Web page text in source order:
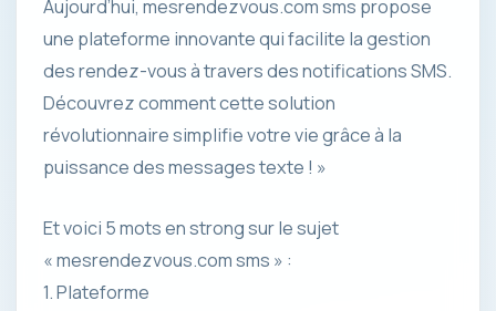
Aujourd’hui, mesrendezvous.com sms propose
une plateforme innovante qui facilite la gestion
des rendez-vous à travers des notifications SMS.
Découvrez comment cette solution
révolutionnaire simplifie votre vie grâce à la
puissance des messages texte ! »
Et voici 5 mots en strong sur le sujet
« mesrendezvous.com sms » :
1. Plateforme